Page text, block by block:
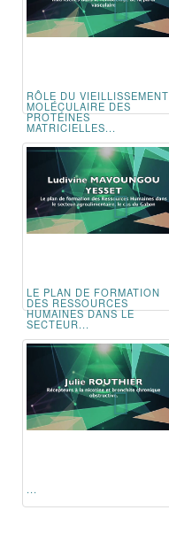
RÔLE DU VIEILLISSEMENT
MOLÉCULAIRE DES
PROTÉINES
MATRICIELLES...
LE PLAN DE FORMATION
DES RESSOURCES
HUMAINES DANS LE
SECTEUR...
...